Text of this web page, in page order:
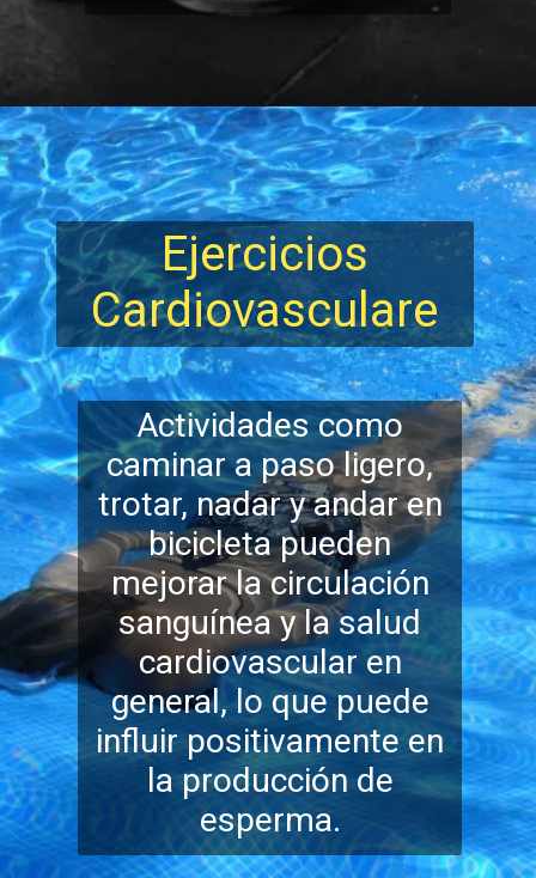
Ejercicios
Cardiovasculare
Actividades como
caminar a paso ligero,
trotar, nadar y andar en
bicicleta pueden
mejorar la circulación
sanguínea y la salud
cardiovascular en
general, lo que puede
influir positivamente en
la producción de
esperma.